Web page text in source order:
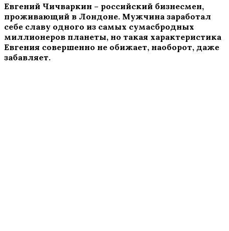
Евгений Чичваркин – российский бизнесмен,
проживающий в Лондоне. Мужчина заработал
себе славу одного из самых сумасбродных
миллионеров планеты, но такая характеристика
Евгения совершенно не обижает, наоборот, даже
забавляет.